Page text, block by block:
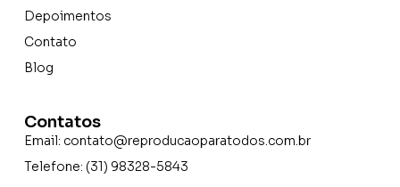
Depoimentos
Contato
Blog
Contatos
Email: contato@reproducaoparatodos.com.br
Telefone: (31) 98328-5843